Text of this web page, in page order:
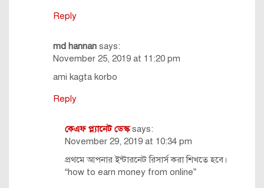
Reply
md hannan says:
November 25, 2019 at 11:20 pm
ami kagta korbo
Reply
কেএফ প্ল্যানেট ডেস্ক says:
November 29, 2019 at 10:34 pm
প্রথমে আপনার ইন্টারনেট রিসার্স করা শিখতে হবে।
“how to earn money from online”